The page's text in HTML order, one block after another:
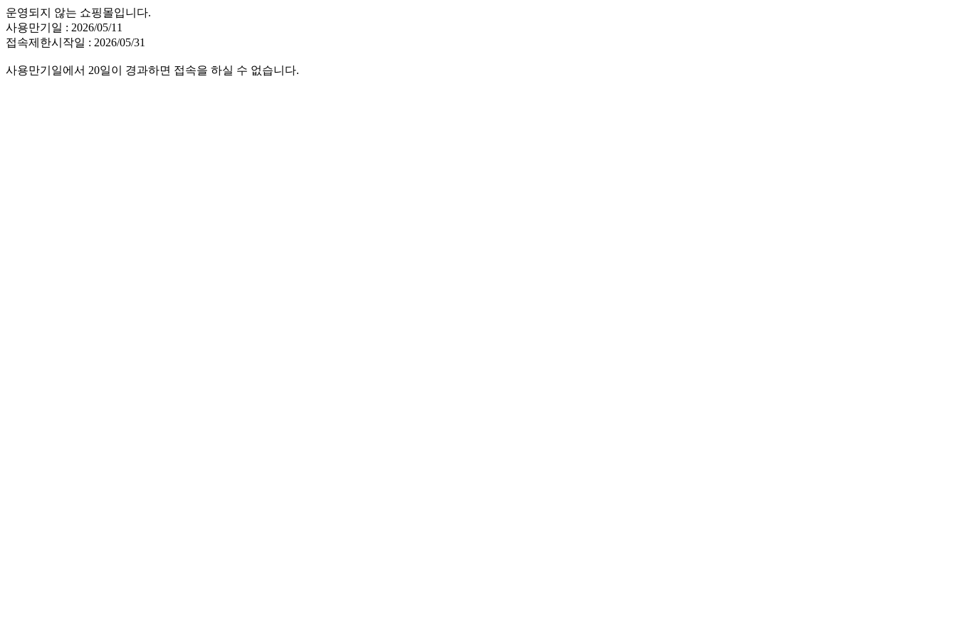
운영되지 않는 쇼핑몰입니다.
사용만기일 : 2026/05/11
접속제한시작일 : 2026/05/31
사용만기일에서 20일이 경과하면 접속을 하실 수 없습니다.